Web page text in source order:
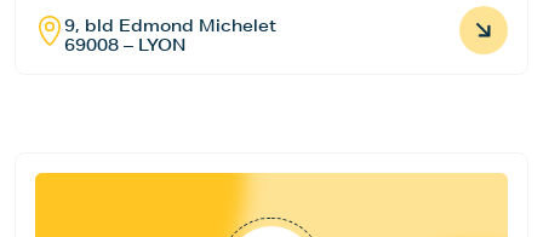
9, bld Edmond Michelet
69008 – LYON